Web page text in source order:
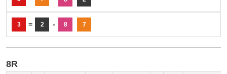
3 = 2 - 8 7
8R